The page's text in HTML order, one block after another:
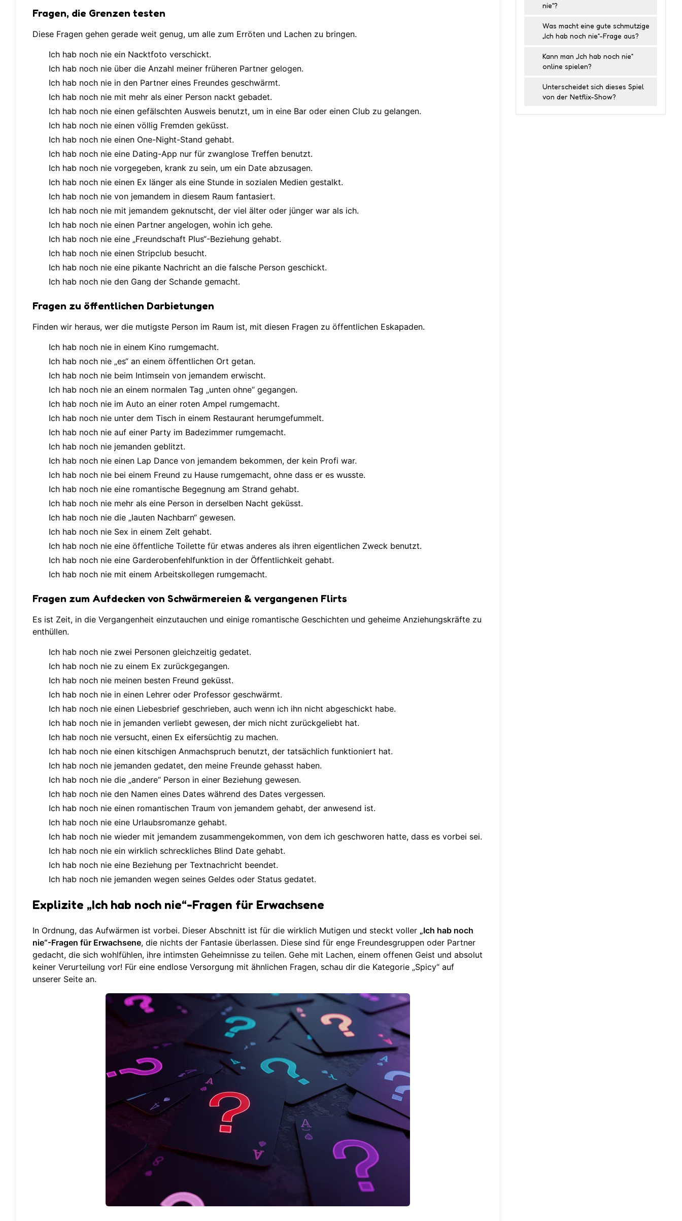
Fragen, die Grenzen testen
Diese Fragen gehen gerade weit genug, um alle zum Erröten und Lachen zu bringen.
Ich hab noch nie ein Nacktfoto verschickt.
Ich hab noch nie über die Anzahl meiner früheren Partner gelogen.
Ich hab noch nie in den Partner eines Freundes geschwärmt.
Ich hab noch nie mit mehr als einer Person nackt gebadet.
Ich hab noch nie einen gefälschten Ausweis benutzt, um in eine Bar oder einen Club zu gelangen.
Ich hab noch nie einen völlig Fremden geküsst.
Ich hab noch nie einen One-Night-Stand gehabt.
Ich hab noch nie eine Dating-App nur für zwanglose Treffen benutzt.
Ich hab noch nie vorgegeben, krank zu sein, um ein Date abzusagen.
Ich hab noch nie einen Ex länger als eine Stunde in sozialen Medien gestalkt.
Ich hab noch nie von jemandem in diesem Raum fantasiert.
Ich hab noch nie mit jemandem geknutscht, der viel älter oder jünger war als ich.
Ich hab noch nie einen Partner angelogen, wohin ich gehe.
Ich hab noch nie eine „Freundschaft Plus“-Beziehung gehabt.
Ich hab noch nie einen Stripclub besucht.
Ich hab noch nie eine pikante Nachricht an die falsche Person geschickt.
Ich hab noch nie den Gang der Schande gemacht.
Fragen zu öffentlichen Darbietungen
Finden wir heraus, wer die mutigste Person im Raum ist, mit diesen Fragen zu öffentlichen Eskapaden.
Ich hab noch nie in einem Kino rumgemacht.
Ich hab noch nie „es“ an einem öffentlichen Ort getan.
Ich hab noch nie beim Intimsein von jemandem erwischt.
Ich hab noch nie an einem normalen Tag „unten ohne“ gegangen.
Ich hab noch nie im Auto an einer roten Ampel rumgemacht.
Ich hab noch nie unter dem Tisch in einem Restaurant herumgefummelt.
Ich hab noch nie auf einer Party im Badezimmer rumgemacht.
Ich hab noch nie jemanden geblitzt.
Ich hab noch nie einen Lap Dance von jemandem bekommen, der kein Profi war.
Ich hab noch nie bei einem Freund zu Hause rumgemacht, ohne dass er es wusste.
Ich hab noch nie eine romantische Begegnung am Strand gehabt.
Ich hab noch nie mehr als eine Person in derselben Nacht geküsst.
Ich hab noch nie die „lauten Nachbarn“ gewesen.
Ich hab noch nie Sex in einem Zelt gehabt.
Ich hab noch nie eine öffentliche Toilette für etwas anderes als ihren eigentlichen Zweck benutzt.
Ich hab noch nie eine Garderobenfehlfunktion in der Öffentlichkeit gehabt.
Ich hab noch nie mit einem Arbeitskollegen rumgemacht.
Fragen zum Aufdecken von Schwärmereien & vergangenen Flirts
Es ist Zeit, in die Vergangenheit einzutauchen und einige romantische Geschichten und geheime Anziehungskräfte zu
enthüllen.
Ich hab noch nie zwei Personen gleichzeitig gedatet.
Ich hab noch nie zu einem Ex zurückgegangen.
Ich hab noch nie meinen besten Freund geküsst.
Ich hab noch nie in einen Lehrer oder Professor geschwärmt.
Ich hab noch nie einen Liebesbrief geschrieben, auch wenn ich ihn nicht abgeschickt habe.
Ich hab noch nie in jemanden verliebt gewesen, der mich nicht zurückgeliebt hat.
Ich hab noch nie versucht, einen Ex eifersüchtig zu machen.
Ich hab noch nie einen kitschigen Anmachspruch benutzt, der tatsächlich funktioniert hat.
Ich hab noch nie jemanden gedatet, den meine Freunde gehasst haben.
Ich hab noch nie die „andere“ Person in einer Beziehung gewesen.
Ich hab noch nie den Namen eines Dates während des Dates vergessen.
Ich hab noch nie einen romantischen Traum von jemandem gehabt, der anwesend ist.
Ich hab noch nie eine Urlaubsromanze gehabt.
Ich hab noch nie wieder mit jemandem zusammengekommen, von dem ich geschworen hatte, dass es vorbei sei.
Ich hab noch nie ein wirklich schreckliches Blind Date gehabt.
Ich hab noch nie eine Beziehung per Textnachricht beendet.
Ich hab noch nie jemanden wegen seines Geldes oder Status gedatet.
Explizite „Ich hab noch nie“-Fragen für Erwachsene
In Ordnung, das Aufwärmen ist vorbei. Dieser Abschnitt ist für die wirklich Mutigen und steckt voller „Ich hab noch
nie“-Fragen für Erwachsene, die nichts der Fantasie überlassen. Diese sind für enge Freundesgruppen oder Partner
gedacht, die sich wohlfühlen, ihre intimsten Geheimnisse zu teilen. Gehe mit Lachen, einem offenen Geist und absolut
keiner Verurteilung vor! Für eine endlose Versorgung mit ähnlichen Fragen, schau dir die Kategorie „Spicy“ auf
unserer Seite an.
nie“?
Was macht eine gute schmutzige
„Ich hab noch nie“-Frage aus?
Kann man „Ich hab noch nie“
online spielen?
Unterscheidet sich dieses Spiel
von der Netflix-Show?